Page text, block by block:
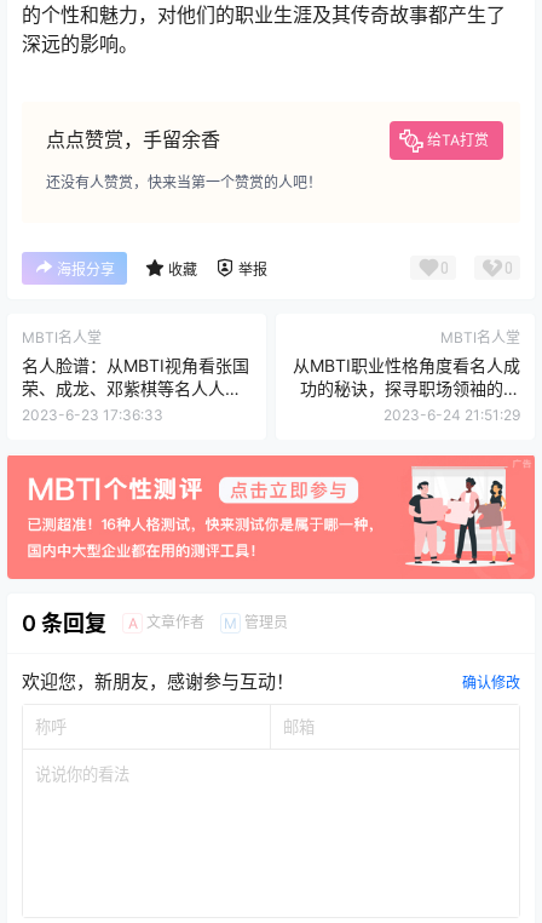
的个性和魅力，对他们的职业生涯及其传奇故事都产生了
深远的影响。
点点赞赏，手留余香 给TA打赏
还没有人赞赏，快来当第一个赞赏的人吧！
海报分享 收藏 举报 0 0
MBTI名人堂
名人脸谱：从MBTI视角看张国
荣、成龙、邓紫棋等名人人格
类型
2023-6-23 17:36:33
MBTI名人堂
从MBTI职业性格角度看名人成
功的秘诀，探寻职场领袖的共
性特质
2023-6-24 21:51:29
0 条回复 A 文章作者 M 管理员
欢迎您，新朋友，感谢参与互动！ 确认修改